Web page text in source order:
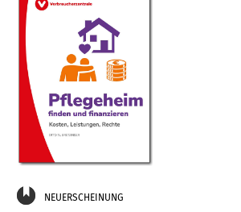
NEUERSCHEINUNG